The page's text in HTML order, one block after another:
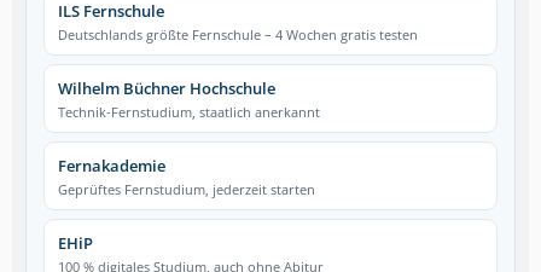
ILS Fernschule
Deutschlands größte Fernschule – 4 Wochen gratis testen
Wilhelm Büchner Hochschule
Technik-Fernstudium, staatlich anerkannt
Fernakademie
Geprüftes Fernstudium, jederzeit starten
EHiP
100 % digitales Studium, auch ohne Abitur